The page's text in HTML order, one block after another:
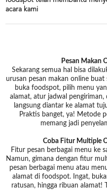
acara kami
Pesan Makan
Sekarang semua hal bisa
urusan pesan makan online
buka foodspot, pilih menu
alamat, atur jadwal
langsung diantar ke alamat
Praktis banget, ya! Metode
memang jadi
Coba Fitur Multiple
Fitur pesan berbagai menu ke
Namun, gimana dengan fitur
pesan berbagai menu atau
alamat di foodspot. Ingat,
ratusan, hingga ribuan alamat!